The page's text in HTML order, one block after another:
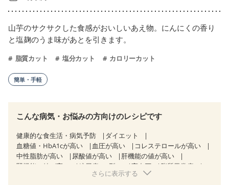
山芋のサクサクした食感がおいしいあえ物。にんにくの香り
と塩麹のうま味があとを引きます。
脂質カット 塩分カット カロリーカット
簡単・手軽
こんな病気・お悩みの方向けのレシピです
健康的な食生活・病気予防
ダイエット
血糖値・HbA1cが高い
血圧が高い
コレステロールが高い
中性脂肪が高い
尿酸値が高い
肝機能の値が高い
腎機能の値が高い
糖尿病（2型） 高血圧
脂質異常症
狭心症 心筋梗塞
さらに表示する